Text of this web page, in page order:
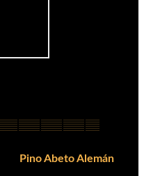
Pino Abeto Alemán